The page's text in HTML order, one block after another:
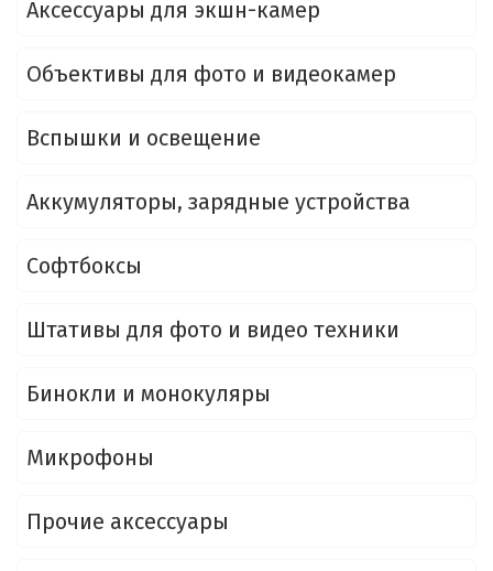
Аксессуары для экшн-камер
Объективы для фото и видеокамер
Вспышки и освещение
Аккумуляторы, зарядные устройства
Софтбоксы
Штативы для фото и видео техники
Бинокли и монокуляры
Микрофоны
Прочие аксессуары